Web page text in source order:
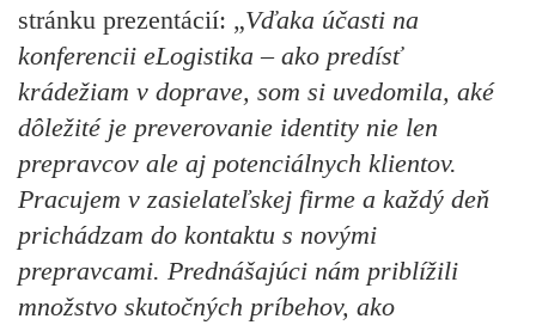
stránku prezentácií: „Vďaka účasti na
konferencii eLogistika – ako predísť
krádežiam v doprave, som si uvedomila, aké
dôležité je preverovanie identity nie len
prepravcov ale aj potenciálnych klientov.
Pracujem v zasielateľskej firme a každý deň
prichádzam do kontaktu s novými
prepravcami. Prednášajúci nám priblížili
množstvo skutočných príbehov, ako